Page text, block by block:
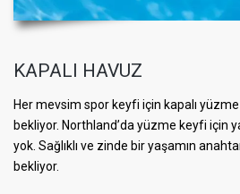
KAPALI HAVUZ
Her mevsim spor keyfi için kapalı
bekliyor. Northland’da yüzme keyfi için
yok. Sağlıklı ve zinde bir yaşamın
bekliyor.